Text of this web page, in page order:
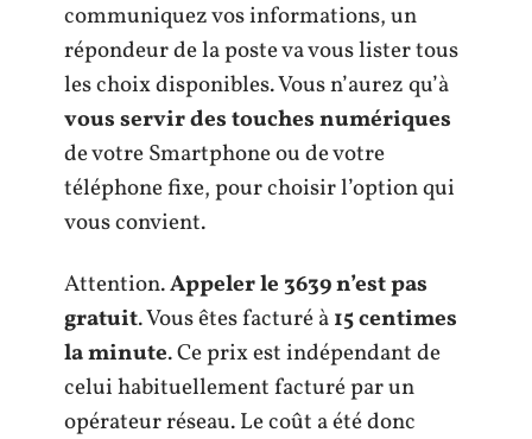
communiquez vos informations, un
répondeur de la poste va vous lister tous
les choix disponibles. Vous n’aurez qu’à
vous servir des touches numériques
de votre Smartphone ou de votre
téléphone fixe, pour choisir l’option qui
vous convient.
Attention.Appeler le 3639 n’est pas
gratuit. Vous êtes facturé à15 centimes
la minute. Ce prix est indépendant de
celui habituellement facturé par un
opérateur réseau. Le coût a été donc